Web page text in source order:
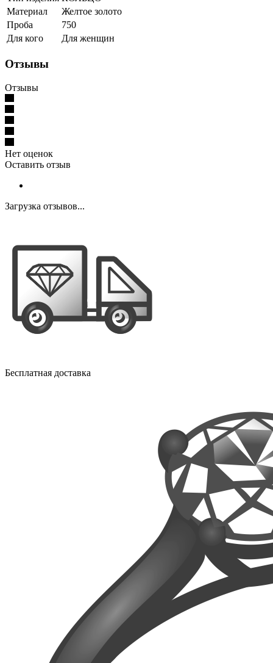
Материал
Желтое золото
Проба
750
Для кого
Для женщин
Отзывы
Отзывы
Нет оценок
Оставить отзыв
Загрузка отзывов...
Бесплатная доставка